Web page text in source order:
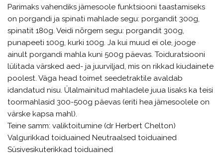
Parimaks vahendiks jämesoole funktsiooni taastamiseks
on porgandi ja spinati mahlade segu: porgandit 300g,
spinatit 180g. Veidi nõrgem segu: porgandit 300g,
punapeeti 100g, kurki 100g. Ja kui muud ei ole, jooge
ainult porgandi mahla kuni 500g päevas. Toiduratsiooni
lülitada värsked aed- ja juurviljad, mis on rikkad kiudainete
poolest. Väga head toimet seedetraktile avaldab
idandatud nisu. Ülalmainitud mahladele juua lisaks ka teisi
toormahlasid 300-500g päevas (eriti hea jämesoolele on
värske kapsa mahl).
Teine samm: valiktoitumine (dr Herbert Chelton)
Valgurikkad toiduained Neutraalsed toiduained
Süsivesikuterikkad toiduained